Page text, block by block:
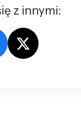
z innymi: